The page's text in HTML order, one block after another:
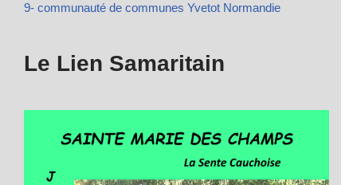
9- communauté de communes Yvetot Normandie
Le Lien Samaritain